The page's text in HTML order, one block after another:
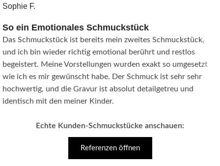
Sophie F.
So ein Emotionales Schmuckstück
Das Schmuckstück ist bereits mein zweites Schmuckstück,
und ich bin wieder richtig emotional berührt und restlos
begeistert. Meine Vorstellungen wurden exakt so umgesetzt
wie ich es mir gewünscht habe. Der Schmuck ist sehr sehr
hochwertig, und die Gravur ist absolut detailgetreu und
identisch mit den meiner Kinder.
Echte Kunden-Schmuckstücke anschauen:
Referenzen öffnen